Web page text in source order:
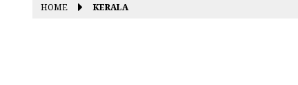
HOME KERALA